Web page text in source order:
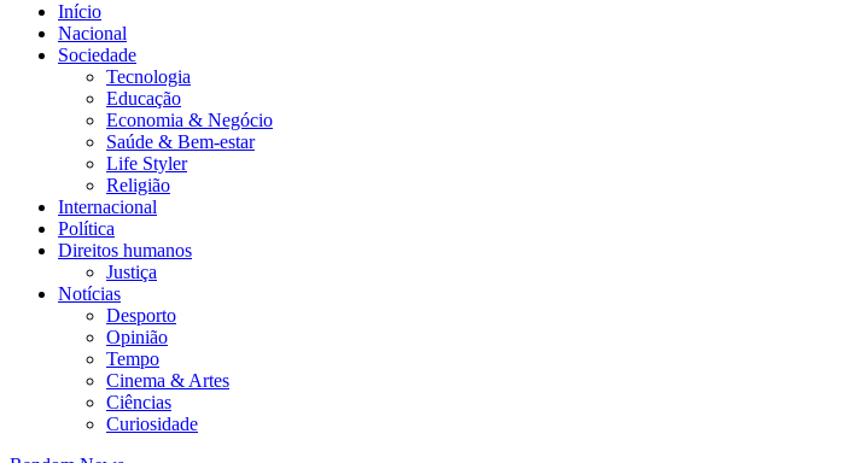
Início
Nacional
Sociedade
Tecnologia
Educação
Economia & Negócio
Saúde & Bem-estar
Life Styler
Religião
Internacional
Política
Direitos humanos
Justiça
Notícias
Desporto
Opinião
Tempo
Cinema & Artes
Ciências
Curiosidade